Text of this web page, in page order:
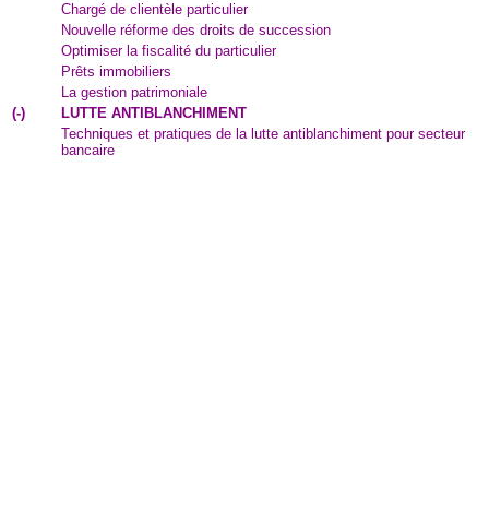
Chargé de clientèle particulier
Nouvelle réforme des droits de succession
Optimiser la fiscalité du particulier
Prêts immobiliers
La gestion patrimoniale
(-)
LUTTE ANTIBLANCHIMENT
Techniques et pratiques de la lutte antiblanchiment pour secteur
bancaire